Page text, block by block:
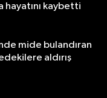
hayatını kaybetti
mide bulandıran
aldırış